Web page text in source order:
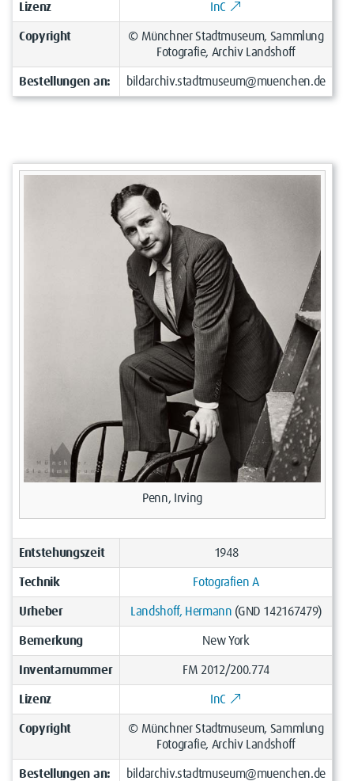
Lizenz InC
Copyright
© Münchner Stadtmuseum, Sammlung
Fotografie, Archiv Landshoff
Bestellungen an: bildarchiv.stadtmuseum@muenchen.de
Penn, Irving
Entstehungszeit 1948
Technik Fotografien A
Urheber Landshoff, Hermann (GND 142167479)
Bemerkung New York
Inventarnummer FM 2012/200.774
Lizenz InC
Copyright
© Münchner Stadtmuseum, Sammlung
Fotografie, Archiv Landshoff
Bestellungen an: bildarchiv.stadtmuseum@muenchen.de